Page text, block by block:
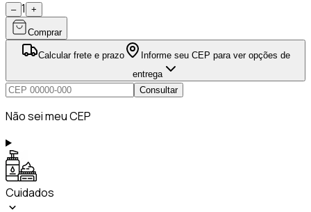
– 1 +
Comprar
Calcular frete e prazo
Informe seu CEP para ver opções de
entrega
Consultar
Não sei meu CEP
Cuidados